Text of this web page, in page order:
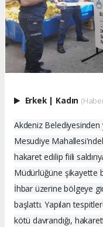
Erkek Kadın
Akdeniz Belediyesinden
Mesudiye
hakaret edilip fiili
Müdürlüğüne şikayette
İhbar üzerine bölgeye
başlattı. Yapılan
kötü davrandığı,